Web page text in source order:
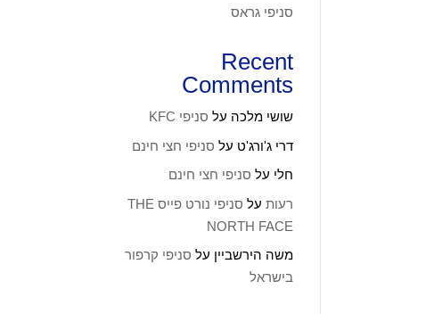
סניפי גראס
Recent
Comments
שושי מלכה על סניפי KFC
דרי ג'ורג'ט על סניפי חצי חינם
חלי על סניפי חצי חינם
רעות על
סניפי נורט פייס THE
NORTH FACE
משה הירשביין על סניפי קרפור
בישראל